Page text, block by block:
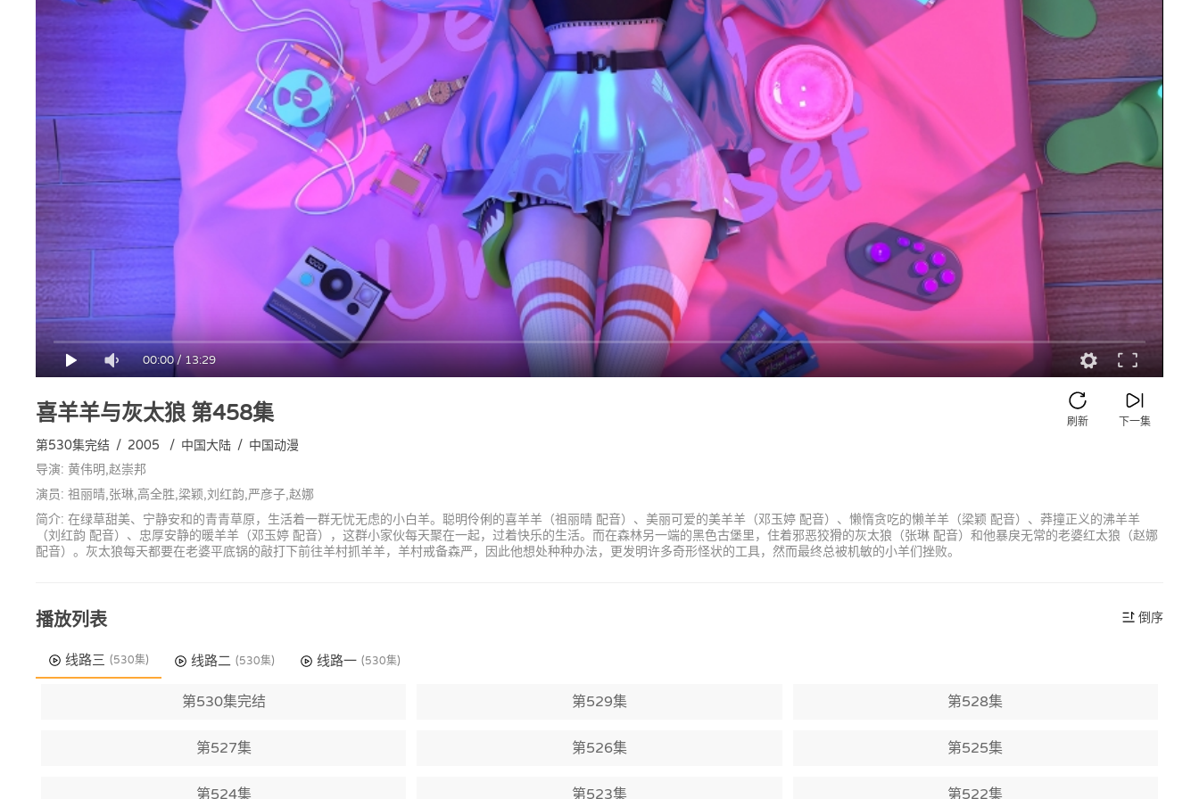
00:00/13:29
喜羊羊与灰太狼第458集 下一集
刷新
第530集完结 / 2005 / 中国大陆 / 中国动漫
导演: 黄伟明,赵崇邦
演员: 祖丽晴,张琳,高全胜,梁颖,刘红韵,严彦子,赵娜
简介: 在绿草甜美、宁静安和的青青草原，生活着一群无忧无虑的小白羊。聪明伶俐的喜羊羊（祖丽晴 配音）、美丽可爱的美羊羊（邓玉婷 配音）、懒惰贪吃的懒羊羊（梁颖 配音）、莽撞正义的沸羊羊
（刘红韵 配音）、忠厚安静的暖羊羊（邓玉婷 配音），这群小家伙每天聚在一起，过着快乐的生活。而在森林另一端的黑色古堡里，住着邪恶狡猾的灰太狼（张琳 配音）和他暴戾无常的老婆红太狼（赵娜
配音）。灰太狼每天都要在老婆平底锅的敲打下前往羊村抓羊羊，羊村戒备森严，因此他想处种种办法，更发明许多奇形怪状的工具，然而最终总被机敏的小羊们挫败。
播放列表 倒序
线路三 (530集) 线路二 (530集) 线路一 (530集)
第530集完结 第529集 第528集
第527集 第526集 第525集
第524集 第523集 第522集